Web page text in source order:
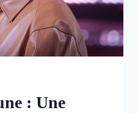
: Une